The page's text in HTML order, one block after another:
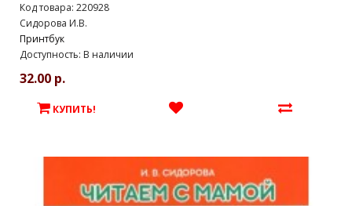
Код товара: 220928
Сидорова И.В.
Принтбук
Доступность: В наличии
32.00 р.
КУПИТЬ!